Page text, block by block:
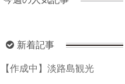
新着記事
【作成中】淡路島観光